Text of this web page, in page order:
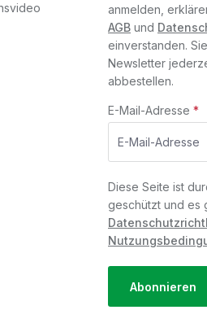
anmelden,
AGB und
einverstanden.
Newsletter
abbestellen.
E-Mail-Adresse *
Diese Seite ist
geschützt und es
Abonnieren